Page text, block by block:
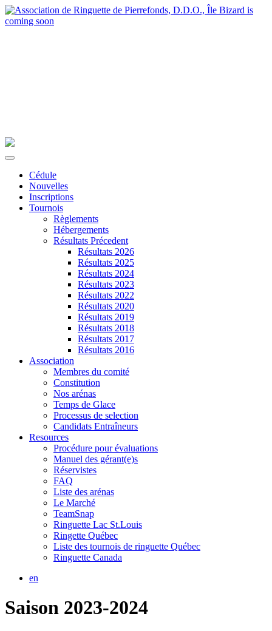
Cédule
Nouvelles
Inscriptions
Tournois
Règlements
Hébergements
Résultats Précedent
Résultats 2026
Résultats 2025
Résultats 2024
Résultats 2023
Résultats 2022
Résultats 2020
Résultats 2019
Résultats 2018
Résultats 2017
Résultats 2016
Association
Membres du comité
Constitution
Nos arénas
Temps de Glace
Processus de selection
Candidats Entraîneurs
Resources
Procédure pour évaluations
Manuel des gérant(e)s
Réservistes
FAQ
Liste des arénas
Le Marché
TeamSnap
Ringuette Lac St.Louis
Ringette Québec
Liste des tournois de ringuette Québec
Ringuette Canada
en
Saison 2023-2024